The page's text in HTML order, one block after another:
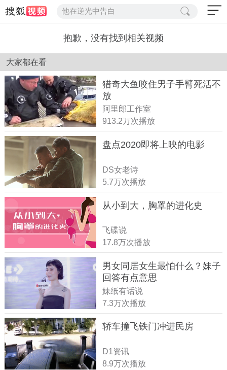
他在逆光中告白
抱歉，没有找到相关视频
大家都在看
猎奇大鱼咬住男子手臂死活不
放
阿里郎工作室
913.2万次播放
盘点2020即将上映的电影
DS女老诗
5.7万次播放
从小到大，胸罩的进化史
飞碟说
17.8万次播放
男女同居女生最怕什么？妹子
回答有点意思
妹纸有话说
7.3万次播放
轿车撞飞铁门冲进民房
D1资讯
8.9万次播放